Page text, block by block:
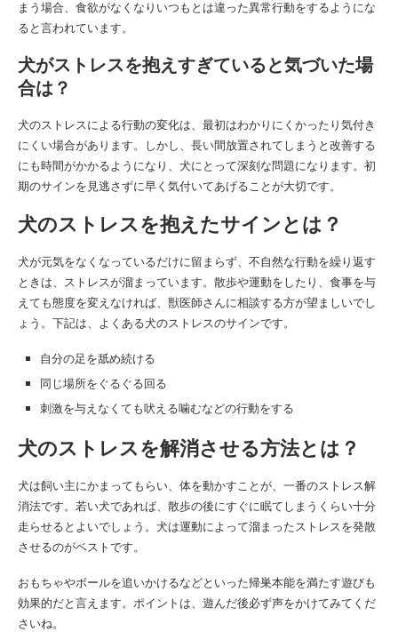
まう場合、食欲がなくなりいつもとは違った異常行動をするようにな
ると言われています。
犬がストレスを抱えすぎていると気づいた場
合は？
犬のストレスによる行動の変化は、最初はわかりにくかったり気付き
にくい場合があります。しかし、長い間放置されてしまうと改善する
にも時間がかかるようになり、犬にとって深刻な問題になります。初
期のサインを見逃さずに早く気付いてあげることが大切です。
犬のストレスを抱えたサインとは？
犬が元気をなくなっているだけに留まらず、不自然な行動を繰り返す
ときは、ストレスが溜まっています。散歩や運動をしたり、食事を与
えても態度を変えなければ、獣医師さんに相談する方が望ましいでし
ょう。下記は、よくある犬のストレスのサインです。
自分の足を舐め続ける
同じ場所をぐるぐる回る
刺激を与えなくても吠える噛むなどの行動をする
犬のストレスを解消させる方法とは？
犬は飼い主にかまってもらい、体を動かすことが、一番のストレス解
消法です。若い犬であれば、散歩の後にすぐに眠てしまうくらい十分
走らせるとよいでしょう。犬は運動によって溜まったストレスを発散
させるのがベストです。
おもちゃやボールを追いかけるなどといった帰巣本能を満たす遊びも
効果的だと言えます。ポイントは、遊んだ後必ず声をかけてみてくだ
さいね。